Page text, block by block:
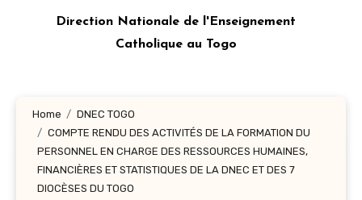
Direction Nationale de l'Enseignement
Catholique au Togo
Home
DNEC TOGO
COMPTE RENDU DES ACTIVITÉS DE LA FORMATION DU
PERSONNEL EN CHARGE DES RESSOURCES HUMAINES,
FINANCIÈRES ET STATISTIQUES DE LA DNEC ET DES 7
DIOCÈSES DU TOGO